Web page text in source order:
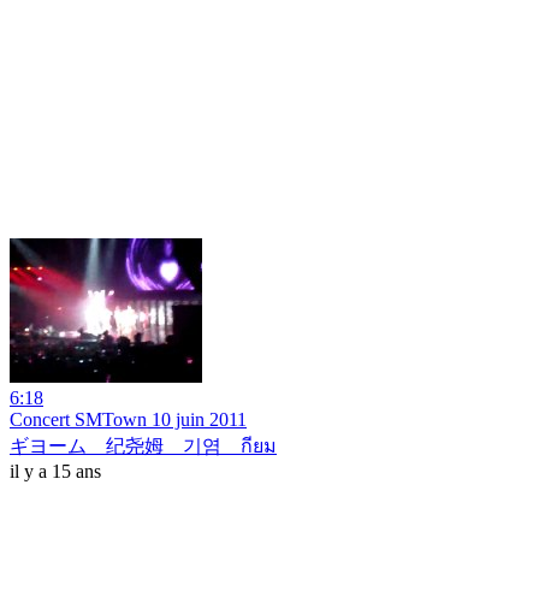
6:18
Concert SMTown 10 juin 2011
ギヨーム 纪尧姆 기염 กียม
il y a 15 ans